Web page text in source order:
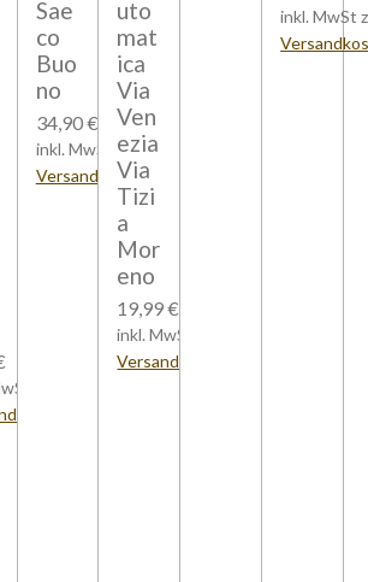
zzgl.
Sae
co
Buo
no
34,90 €
inkl. MwSt zzgl.
Versandkosten
uto
mat
ica
Via
Ven
ezia
Via
Tizi
a
Mor
eno
19,99 €
inkl. MwSt zzgl.
Versandkosten
inkl. MwSt